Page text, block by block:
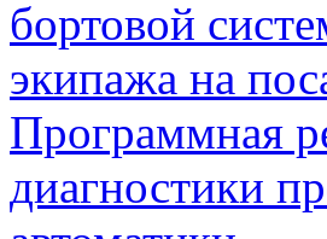
бортовой
экипажа на
Программная
диагностики